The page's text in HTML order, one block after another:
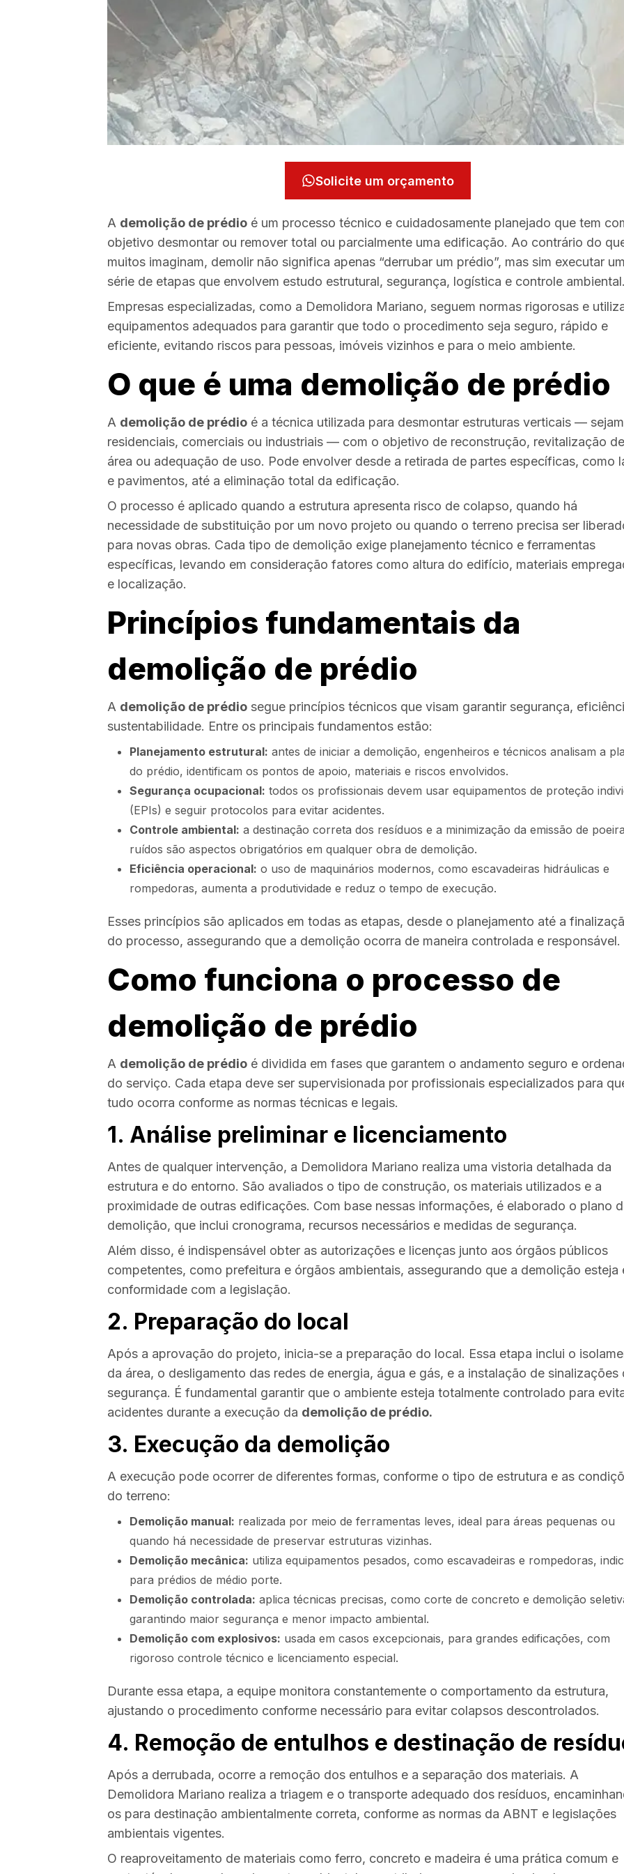
Solicite um orçamento
A demolição de prédio é um processo técnico e cuidadosamente planejado que tem
objetivo desmontar ou remover total ou parcialmente uma edificação. Ao contrário do
muitos imaginam, demolir não significa apenas “derrubar um prédio”, mas sim executar
série de etapas que envolvem estudo estrutural, segurança, logística e controle ambiental.
Empresas especializadas, como a Demolidora Mariano, seguem normas rigorosas e
equipamentos adequados para garantir que todo o procedimento seja seguro, rápido e
eficiente, evitando riscos para pessoas, imóveis vizinhos e para o meio ambiente.
O que é uma demolição de prédio
A demolição de prédio é a técnica utilizada para desmontar estruturas verticais — sejam
residenciais, comerciais ou industriais — com o objetivo de reconstrução, revitalização de
área ou adequação de uso. Pode envolver desde a retirada de partes específicas, como
e pavimentos, até a eliminação total da edificação.
O processo é aplicado quando a estrutura apresenta risco de colapso, quando há
necessidade de substituição por um novo projeto ou quando o terreno precisa ser
para novas obras. Cada tipo de demolição exige planejamento técnico e ferramentas
específicas, levando em consideração fatores como altura do edifício, materiais
e localização.
Princípios fundamentais da
demolição de prédio
A demolição de prédio segue princípios técnicos que visam garantir segurança,
sustentabilidade. Entre os principais fundamentos estão:
Planejamento estrutural: antes de iniciar a demolição, engenheiros e técnicos analisam a
do prédio, identificam os pontos de apoio, materiais e riscos envolvidos.
Segurança ocupacional: todos os profissionais devem usar equipamentos de proteção
(EPIs) e seguir protocolos para evitar acidentes.
Controle ambiental: a destinação correta dos resíduos e a minimização da emissão de
ruídos são aspectos obrigatórios em qualquer obra de demolição.
Eficiência operacional: o uso de maquinários modernos, como escavadeiras hidráulicas e
rompedoras, aumenta a produtividade e reduz o tempo de execução.
Esses princípios são aplicados em todas as etapas, desde o planejamento até a
do processo, assegurando que a demolição ocorra de maneira controlada e responsável.
Como funciona o processo de
demolição de prédio
A demolição de prédio é dividida em fases que garantem o andamento seguro e
do serviço. Cada etapa deve ser supervisionada por profissionais especializados para
tudo ocorra conforme as normas técnicas e legais.
1. Análise preliminar e licenciamento
Antes de qualquer intervenção, a Demolidora Mariano realiza uma vistoria detalhada da
estrutura e do entorno. São avaliados o tipo de construção, os materiais utilizados e a
proximidade de outras edificações. Com base nessas informações, é elaborado o plano
demolição, que inclui cronograma, recursos necessários e medidas de segurança.
Além disso, é indispensável obter as autorizações e licenças junto aos órgãos públicos
competentes, como prefeitura e órgãos ambientais, assegurando que a demolição esteja
conformidade com a legislação.
2. Preparação do local
Após a aprovação do projeto, inicia-se a preparação do local. Essa etapa inclui o
da área, o desligamento das redes de energia, água e gás, e a instalação de sinalizações
segurança. É fundamental garantir que o ambiente esteja totalmente controlado para
acidentes durante a execução da demolição de prédio.
3. Execução da demolição
A execução pode ocorrer de diferentes formas, conforme o tipo de estrutura e as
do terreno:
Demolição manual: realizada por meio de ferramentas leves, ideal para áreas pequenas ou
quando há necessidade de preservar estruturas vizinhas.
Demolição mecânica: utiliza equipamentos pesados, como escavadeiras e rompedoras,
para prédios de médio porte.
Demolição controlada: aplica técnicas precisas, como corte de concreto e demolição
garantindo maior segurança e menor impacto ambiental.
Demolição com explosivos: usada em casos excepcionais, para grandes edificações, com
rigoroso controle técnico e licenciamento especial.
Durante essa etapa, a equipe monitora constantemente o comportamento da estrutura,
ajustando o procedimento conforme necessário para evitar colapsos descontrolados.
4. Remoção de entulhos e destinação de
Após a derrubada, ocorre a remoção dos entulhos e a separação dos materiais. A
Demolidora Mariano realiza a triagem e o transporte adequado dos resíduos,
os para destinação ambientalmente correta, conforme as normas da ABNT e legislações
ambientais vigentes.
O reaproveitamento de materiais como ferro, concreto e madeira é uma prática comum e